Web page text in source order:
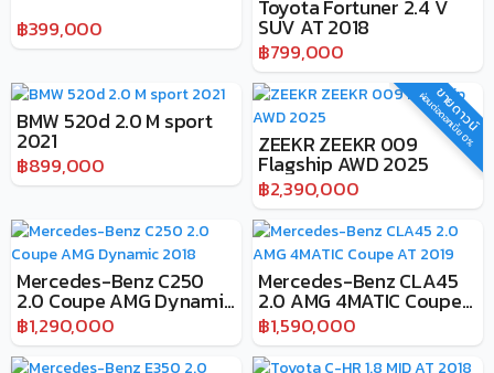
฿399,000
Toyota Fortuner 2.4 V
SUV AT 2018
฿799,000
BMW 520d 2.0 M sport
2021
฿899,000
ขายดาวน์
ผ่อนต่อดอกเบี้ย 0%
ZEEKR ZEEKR 009
Flagship AWD 2025
฿2,390,000
Mercedes-Benz C250
2.0 Coupe AMG Dynamic
2018
฿1,290,000
Mercedes-Benz CLA45
2.0 AMG 4MATIC Coupe
AT 2019
฿1,590,000